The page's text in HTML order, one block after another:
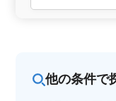
＜働きやすい環
で、車通勤が可
がなく、定時退社
安心して働けま
他の条件で